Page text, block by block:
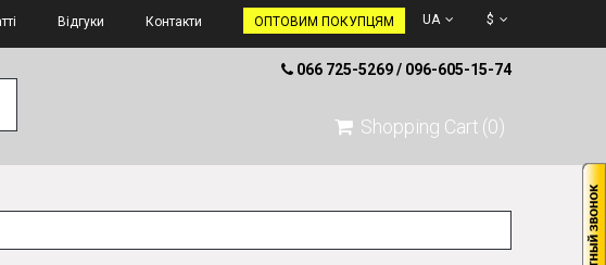
Відгуки Контакти ОПТОВИМ ПОКУПЦЯМ UA $
066 725-5269 / 096-605-15-74
Shopping Cart (0)